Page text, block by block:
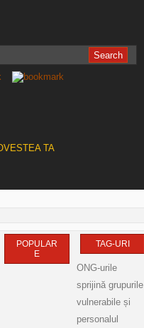
TA
POPULAR
E
TAG-URI
ONG-urile
sprijină grupurile
vulnerabile și
personalul